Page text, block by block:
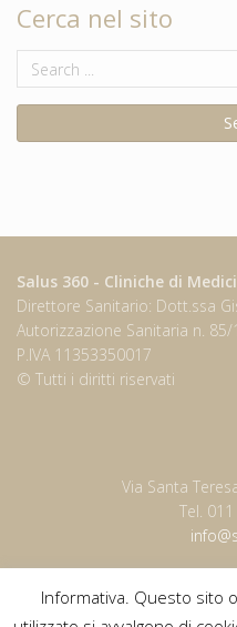
Cerca nel sito
Salus 360 - Cliniche di
Direttore Sanitario: Dott.ssa
Autorizzazione Sanitaria n.
P.IVA 11353350017
© Tutti i diritti riservati
Via Santa
Tel.
Informativa. Questo sito